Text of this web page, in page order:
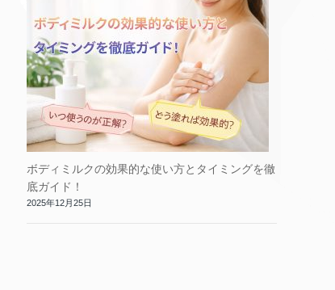
ボディミルクの効果的な使い方とタイミングを徹
底ガイド！
2025年12月25日